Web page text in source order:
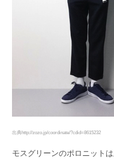
出典http://zozo.jp/coordinate/?cdid=8615232
モスグリーンのポロニット